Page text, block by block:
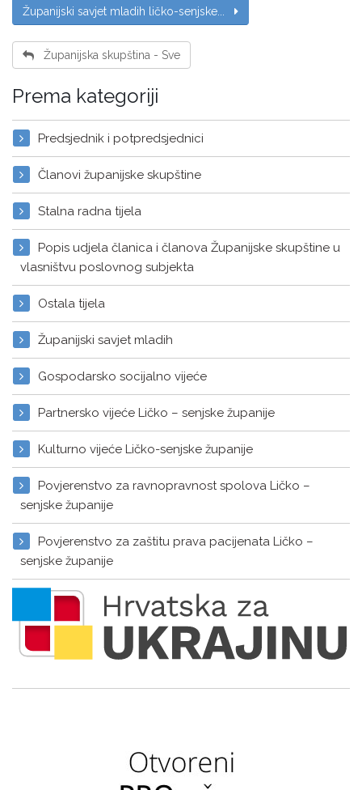
Županijski savjet mladih ličko-senjske...
Županijska skupština - Sve
Prema kategoriji
Predsjednik i potpredsjednici
Članovi županijske skupštine
Stalna radna tijela
Popis udjela članica i članova Županijske skupštine u
vlasništvu poslovnog subjekta
Ostala tijela
Županijski savjet mladih
Gospodarsko socijalno vijeće
Partnersko vijeće Ličko – senjske županije
Kulturno vijeće Ličko-senjske županije
Povjerenstvo za ravnopravnost spolova Ličko –
senjske županije
Povjerenstvo za zaštitu prava pacijenata Ličko –
senjske županije